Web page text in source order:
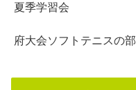
夏季学習会
府大会ソフトテニスの部